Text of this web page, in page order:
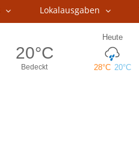
Lokalausgaben